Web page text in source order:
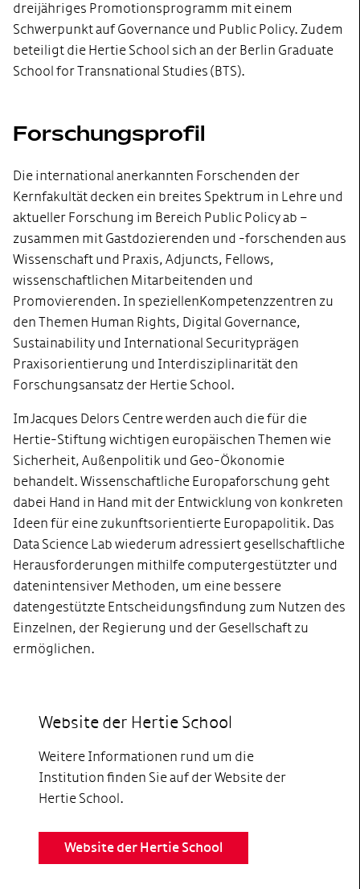
dreijähriges Promotionsprogramm mit einem
Schwerpunkt auf Governance und Public Policy. Zudem
beteiligt die Hertie School sich an der Berlin Graduate
School for Transnational Studies (BTS).
Forschungsprofil
Die international anerkannten Forschenden der
Kernfakultät decken ein breites Spektrum in Lehre und
aktueller Forschung im Bereich Public Policy ab –
zusammen mit Gastdozierenden und -forschenden aus
Wissenschaft und Praxis, Adjuncts, Fellows,
wissenschaftlichen Mitarbeitenden und
Promovierenden. In speziellen Kompetenzzentren zu
den Themen Human Rights, Digital Governance,
Sustainability und International Security prägen
Praxisorientierung und Interdisziplinarität den
Forschungsansatz der Hertie School.
Im Jacques Delors Centre werden auch die für die
Hertie-Stiftung wichtigen europäischen Themen wie
Sicherheit, Außenpolitik und Geo-Ökonomie
behandelt. Wissenschaftliche Europaforschung geht
dabei Hand in Hand mit der Entwicklung von konkreten
Ideen für eine zukunftsorientierte Europapolitik. Das
Data Science Lab wiederum adressiert gesellschaftliche
Herausforderungen mithilfe computergestützter und
datenintensiver Methoden, um eine bessere
datengestützte Entscheidungsfindung zum Nutzen des
Einzelnen, der Regierung und der Gesellschaft zu
ermöglichen.
Website der Hertie School
Weitere Informationen rund um die
Institution finden Sie auf der Website der
Hertie School.
Website der Hertie School